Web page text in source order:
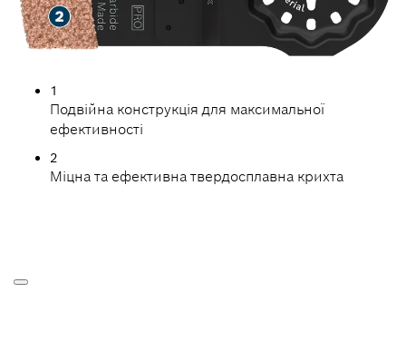
1
Подвійна конструкція для максимальної
ефективності
2
Міцна та ефективна твердосплавна крихта